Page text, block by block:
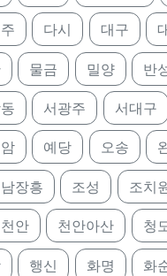
다시 대구
물금 밀양 반
서광주 서대구
예당 오송
장흥 조성 조치
천안 천안아산 청
행신 화명 화